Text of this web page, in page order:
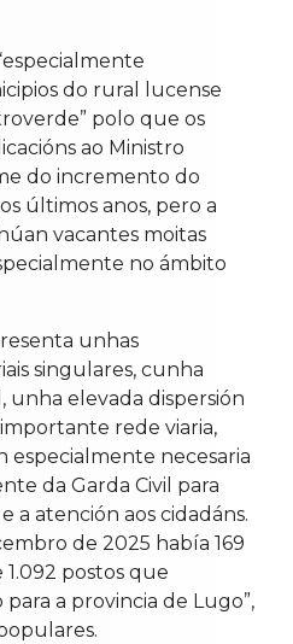
do rural lucense
polo que os
ao Ministro
do incremento do
últimos anos, pero a
vacantes moitas
no ámbito
unhas
singulares, cunha
unha elevada dispersión
rede viaria,
especialmente necesaria
da Garda Civil para
a atención aos cidadáns.
de 2025 había 169
postos que
a provincia de Lugo”,